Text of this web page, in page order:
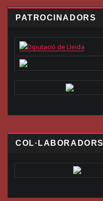
PATROCINADORS
COL·LABORADORS